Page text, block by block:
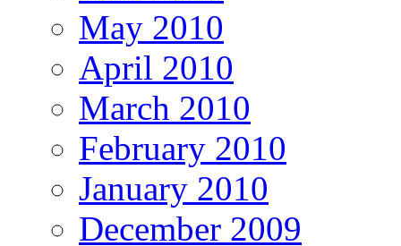
May 2010
April 2010
March 2010
February 2010
January 2010
December 2009